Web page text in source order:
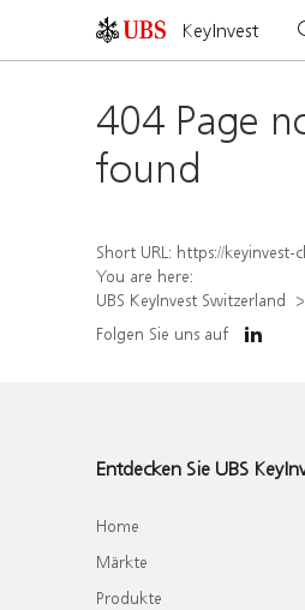
KeyInvest
404 Page
found
Short URL: https://keyinvest-ch.ubs.com/
You are here:
UBS KeyInvest Switzerland
Folgen Sie uns auf
Entdecken Sie UBS
Home
Märkte
Produkte